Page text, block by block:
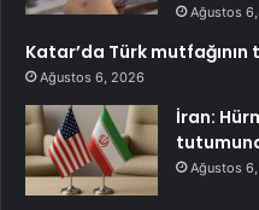
Ağustos
Katar’da Türk mutfağının
Ağustos 6, 2026
İran:
Ağustos